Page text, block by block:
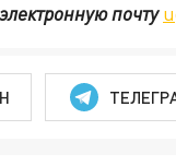
почту